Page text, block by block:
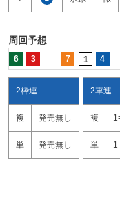
周回予想
6 3 7 1 4
2枠連
複 発売無し
単 発売無し
2車連
複
単